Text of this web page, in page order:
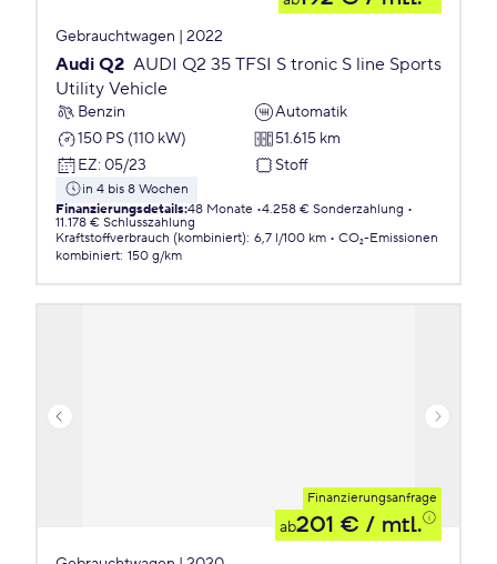
Gebrauchtwagen | 2022
Audi Q2 AUDI Q2 35 TFSI S tronic S line Sports
Utility Vehicle
Benzin
Automatik
150 PS (110 kW)
51.615 km
EZ: 05/23 Stoff
in 4 bis 8 Wochen
Finanzierungsdetails:48 Monate 4.258 € Sonderzahlung
11.178 € Schlusszahlung
Kraftstoffverbrauch (kombiniert): 6,7 l/100 km
CO₂-Emissionen
kombiniert: 150 g/km
Finanzierungsanfrage
ab201 € / mtl.